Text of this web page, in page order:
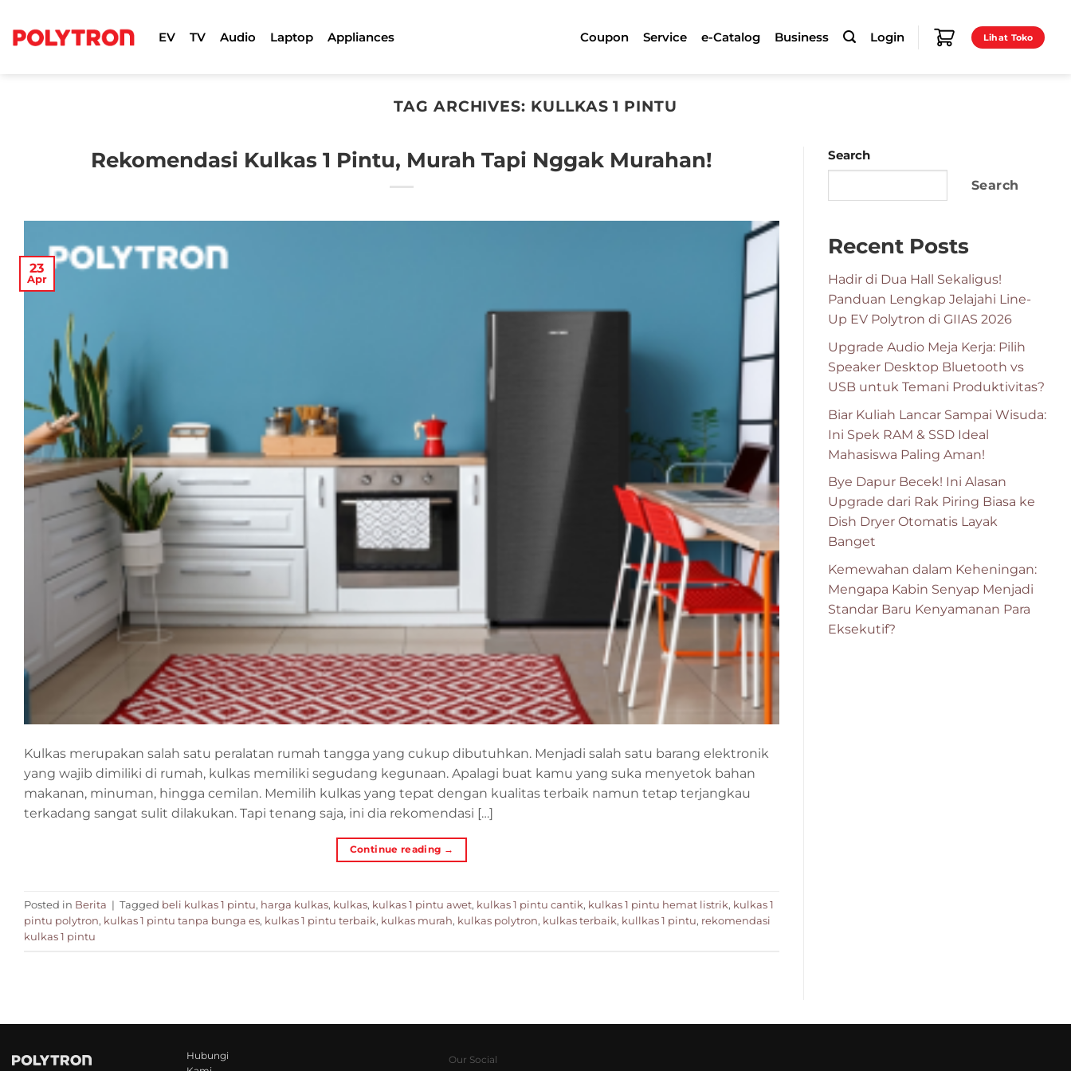
content
EV TV Audio Laptop Appliances Coupon Service e-Catalog Business Login Lihat Toko
TAG ARCHIVES: KULLKAS 1 PINTU
Rekomendasi Kulkas 1 Pintu, Murah Tapi Nggak Murahan!
23
Apr
Kulkas merupakan salah satu peralatan rumah tangga yang cukup dibutuhkan. Menjadi salah satu barang elektronik
yang wajib dimiliki di rumah, kulkas memiliki segudang kegunaan. Apalagi buat kamu yang suka menyetok bahan
makanan, minuman, hingga cemilan. Memilih kulkas yang tepat dengan kualitas terbaik namun tetap terjangkau
terkadang sangat sulit dilakukan. Tapi tenang saja, ini dia rekomendasi […]
Continue reading →
Posted in Berita | Tagged beli kulkas 1 pintu, harga kulkas, kulkas, kulkas 1 pintu awet, kulkas 1 pintu cantik, kulkas 1 pintu hemat listrik, kulkas 1
pintu polytron, kulkas 1 pintu tanpa bunga es, kulkas 1 pintu terbaik, kulkas murah, kulkas polytron, kulkas terbaik, kullkas 1 pintu, rekomendasi
kulkas 1 pintu
Search
Search
Recent Posts
Hadir di Dua Hall Sekaligus!
Panduan Lengkap Jelajahi Line-
Up EV Polytron di GIIAS 2026
Upgrade Audio Meja Kerja: Pilih
Speaker Desktop Bluetooth vs
USB untuk Temani Produktivitas?
Biar Kuliah Lancar Sampai Wisuda:
Ini Spek RAM & SSD Ideal
Mahasiswa Paling Aman!
Bye Dapur Becek! Ini Alasan
Upgrade dari Rak Piring Biasa ke
Dish Dryer Otomatis Layak
Banget
Kemewahan dalam Keheningan:
Mengapa Kabin Senyap Menjadi
Standar Baru Kenyamanan Para
Eksekutif?
Hubungi
Our Social